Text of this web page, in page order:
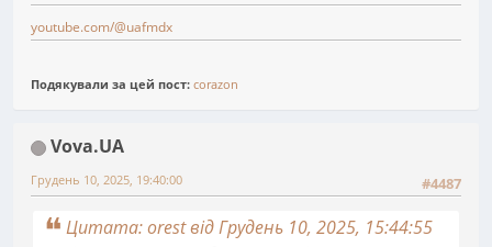
youtube.com/@uafmdx
Подякували за цей пост: corazon
Vova.UA
#4487
Грудень 10, 2025, 19:40:00
Цитата: orest від Грудень 10, 2025, 15:44:55